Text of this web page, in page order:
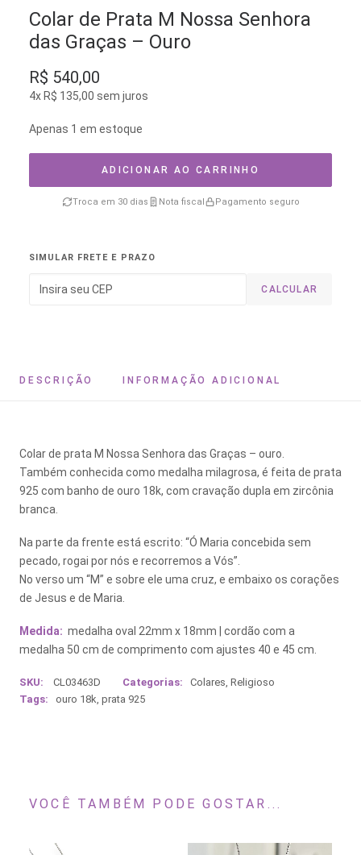
Colar de Prata M Nossa Senhora
das Graças – Ouro
R$ 540,00
4x R$ 135,00 sem juros
Apenas 1 em estoque
ADICIONAR AO CARRINHO
Troca em 30 dias Nota fiscal Pagamento seguro
SIMULAR FRETE E PRAZO
CALCULAR
DESCRIÇÃO INFORMAÇÃO ADICIONAL
Colar de prata M Nossa Senhora das Graças – ouro.
Também conhecida como medalha milagrosa, é feita de prata
925 com banho de ouro 18k, com cravação dupla em zircônia
branca.
Na parte da frente está escrito: “Ó Maria concebida sem
pecado, rogai por nós e recorremos a Vós”.
No verso um “M” e sobre ele uma cruz, e embaixo os corações
de Jesus e de Maria.
Medida: medalha oval 22mm x 18mm | cordão com a
medalha 50 cm de comprimento com ajustes 40 e 45 cm.
SKU: CL03463D Categorias: Colares, Religioso
Tags:
ouro 18k, prata 925
VOCÊ TAMBÉM PODE GOSTAR...